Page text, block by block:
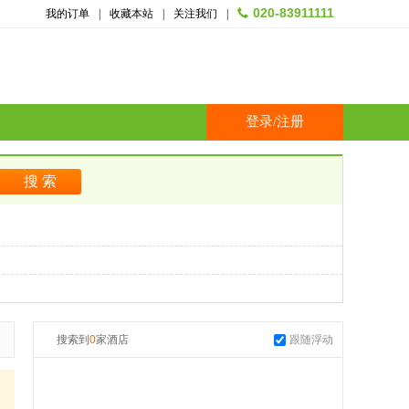
我的订单 收藏本站 关注我们 020-83911111
登录/注册
搜索到 0家酒店 跟随浮动